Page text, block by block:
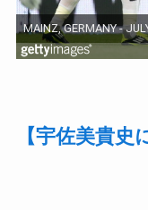
【宇佐美貴史